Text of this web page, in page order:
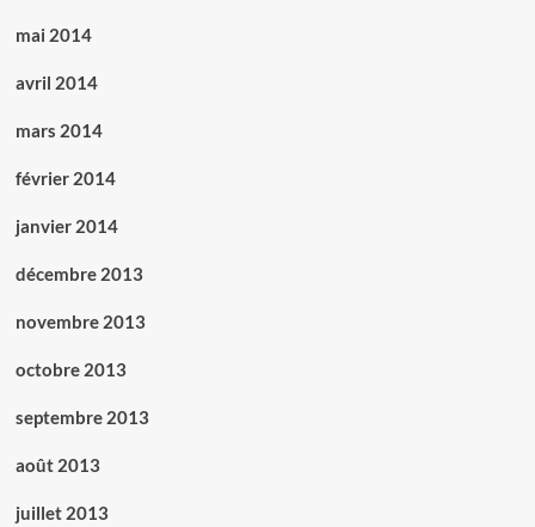
mai 2014
avril 2014
mars 2014
février 2014
janvier 2014
décembre 2013
novembre 2013
octobre 2013
septembre 2013
août 2013
juillet 2013